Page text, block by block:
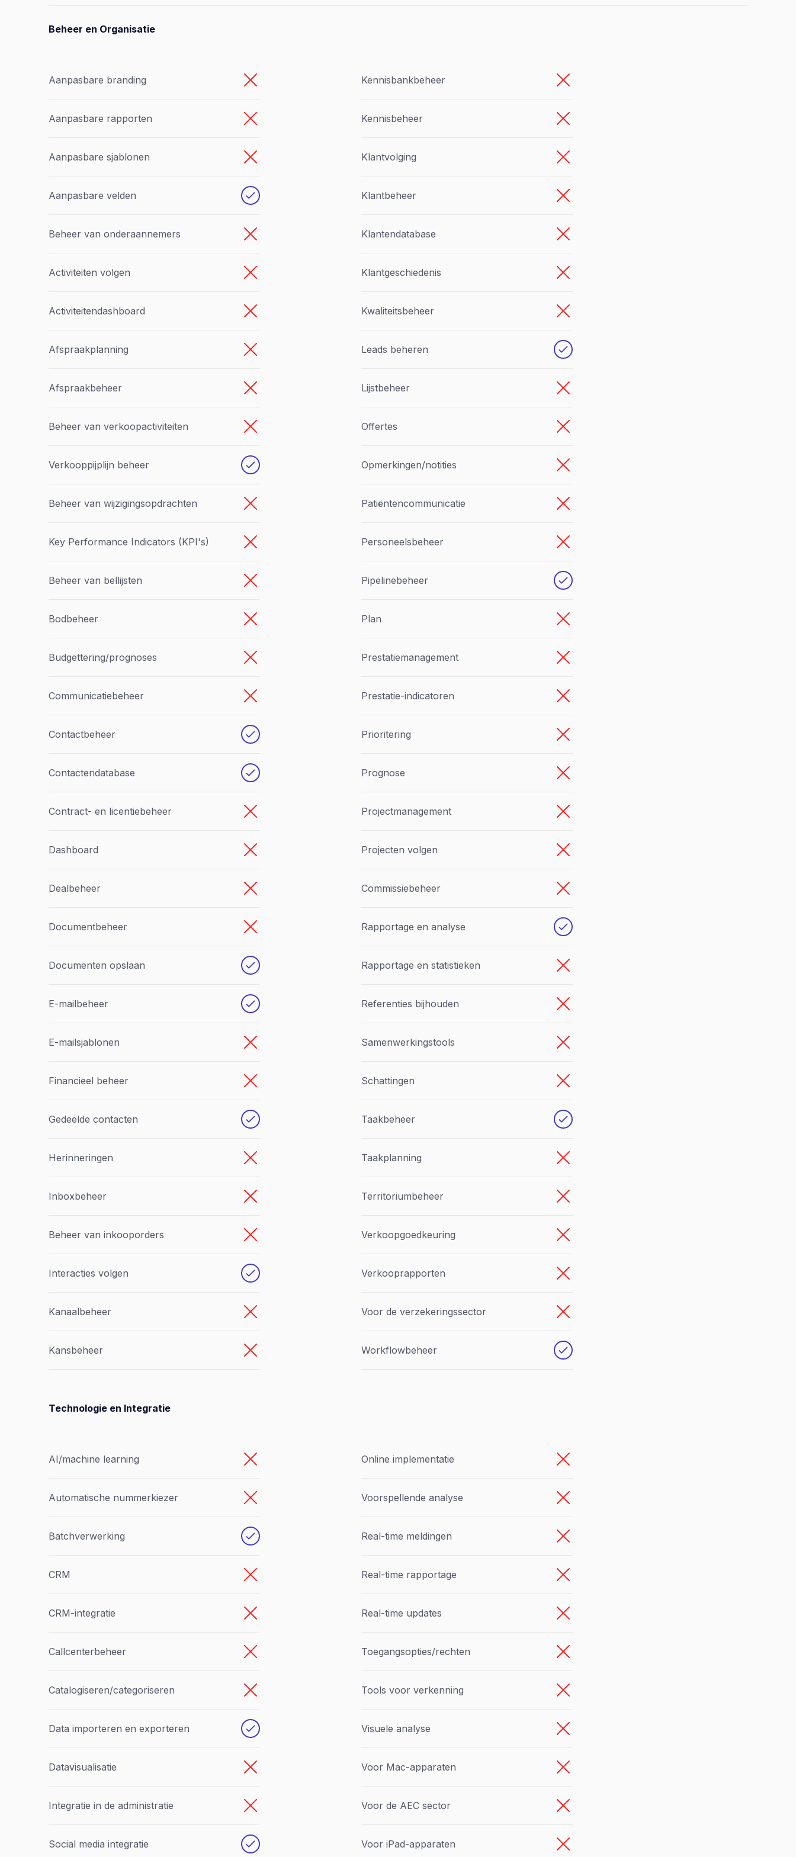
Beheer en Organisatie
Aanpasbare branding
Aanpasbare rapporten
Aanpasbare sjablonen
Aanpasbare velden
Beheer van onderaannemers
Activiteiten volgen
Activiteitendashboard
Afspraakplanning
Afspraakbeheer
Beheer van verkoopactiviteiten
Verkooppijplijn beheer
Beheer van wijzigingsopdrachten
Key Performance Indicators (KPI's)
Beheer van bellijsten
Bodbeheer
Budgettering/prognoses
Communicatiebeheer
Contactbeheer
Contactendatabase
Contract- en licentiebeheer
Dashboard
Dealbeheer
Documentbeheer
Documenten opslaan
E-mailbeheer
E-mailsjablonen
Financieel beheer
Gedeelde contacten
Herinneringen
Inboxbeheer
Beheer van inkooporders
Interacties volgen
Kanaalbeheer
Kansbeheer
Kennisbankbeheer
Kennisbeheer
Klantvolging
Klantbeheer
Klantendatabase
Klantgeschiedenis
Kwaliteitsbeheer
Leads beheren
Lijstbeheer
Offertes
Opmerkingen/notities
Patiëntencommunicatie
Personeelsbeheer
Pipelinebeheer
Plan
Prestatiemanagement
Prestatie-indicatoren
Prioritering
Prognose
Projectmanagement
Projecten volgen
Commissiebeheer
Rapportage en analyse
Rapportage en statistieken
Referenties bijhouden
Samenwerkingstools
Schattingen
Taakbeheer
Taakplanning
Territoriumbeheer
Verkoopgoedkeuring
Verkooprapporten
Voor de verzekeringssector
Workflowbeheer
Technologie en Integratie
AI/machine learning
Automatische nummerkiezer
Batchverwerking
CRM
CRM-integratie
Callcenterbeheer
Catalogiseren/categoriseren
Data importeren en exporteren
Datavisualisatie
Integratie in de administratie
Social media integratie
Online implementatie
Voorspellende analyse
Real-time meldingen
Real-time rapportage
Real-time updates
Toegangsopties/rechten
Tools voor verkenning
Visuele analyse
Voor Mac-apparaten
Voor de AEC sector
Voor iPad-apparaten